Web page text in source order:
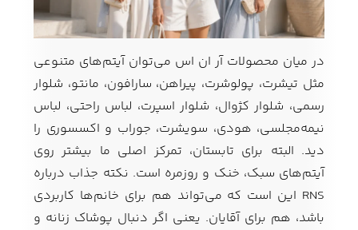
در میان محصولات آر ان اس می‌توان آیتم‌های متنوعی
مثل تیشرت، پولوشرت، پیراهن، سارافون، مانتو، شلوار
رسمی، شلوار کژوال، شلوار اسپرت، لباس راحتی، لباس
نیمه‌مجلسی، هودی، سویشرت، جوراب و اکسسوری را
دید. البته برای تابستان، تمرکز اصلی ما بیشتر روی
آیتم‌های سبک، خنک و روزمره است. نکته جذاب درباره
RNS این است که می‌تواند هم برای خانم‌ها کاربردی
باشد، هم برای آقایان. یعنی اگر دنبال پوشاک زنانه و